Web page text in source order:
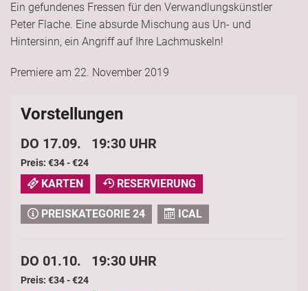
Ein gefundenes Fressen für den Verwandlungskünstler
Peter Flache. Eine absurde Mischung aus Un- und
Hintersinn, ein Angriff auf Ihre Lachmuskeln!
Premiere am 22. November 2019
Vorstellungen
DO 17.09. 19:30 UHR
Preis: €34 - €24
KARTEN RESERVIERUNG
PREISKATEGORIE 24 ICAL
DO 01.10. 19:30 UHR
Preis: €34 - €24